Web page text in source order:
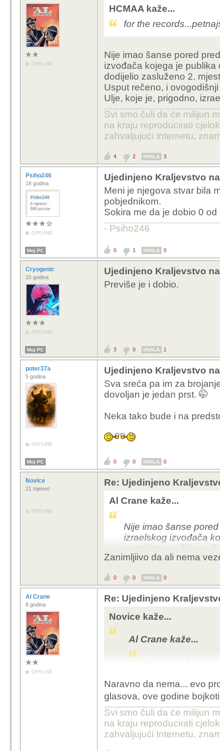
OFFLINE
HCMAA kaže...
for the
Nije imao šanse pored
izvođača kojega je
dodijelio zasluženo 2.
Usput rečeno, i
Ulje, koje je, prigodno,
Svi smo čuli da će milijun
na kraju reproducirati
zahvaljujući Internetu,
4 2 HVALA 3
Psiho246
18 godina
OFFLINE
Ujedinjeno Kraljevstvo
Meni je njegova stvar bila
pobjednikom.
Sokira me da je dobio 0
- Psiho246
Moj PC 0 1 HVALA 0
Cryogenic
15 godina
OFFLINE
Ujedinjeno Kraljevstvo
Previše je i dobio.
Moj PC 3 0 HVALA 1
poter37a
5 godina
OFFLINE
Ujedinjeno Kraljevstvo
Sva sreća pa im za
dovoljan je jedan prst. 🤭
Neka tako bude i na
Moj PC 0 0 HVALA 0
Novice
21 mjesec
OFFLINE
Re: Ujedinjeno
Al Crane kaže...
Nije imao šanse
izraelskog izvođača
ovacijama, a žiri mu
Usput rečeno, i
Zanimljiivo da ali nema
0 0 HVALA 0
Al Crane
8 godina
OFFLINE
Re: Ujedinjeno
Novice kaže...
Al Crane kaže...
Nije imao šanse
neskrivenim
mjesto.
Usput rečeno, i
je Marokansko
tvrtka.
Naravno da nema... evo
glasova, ove godine
Svi smo čuli da će milijun
na kraju reproducirati
zahvaljujući Internetu,